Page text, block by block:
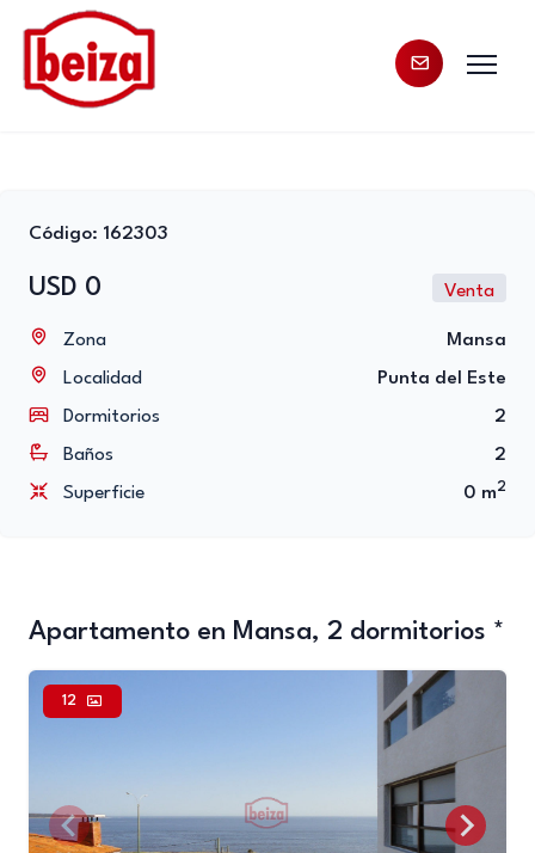
Código: 162303
USD 0 Venta
Zona
Mansa
Localidad
Punta del Este
Dormitorios
2
Baños
2
Superficie
0 m2
Apartamento en Mansa, 2 dormitorios *
12